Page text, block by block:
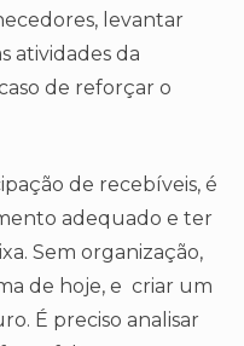
levantar
atividades da
de reforçar o
de recebíveis, é
adequado e ter
Sem organização,
de hoje, e criar um
É preciso analisar